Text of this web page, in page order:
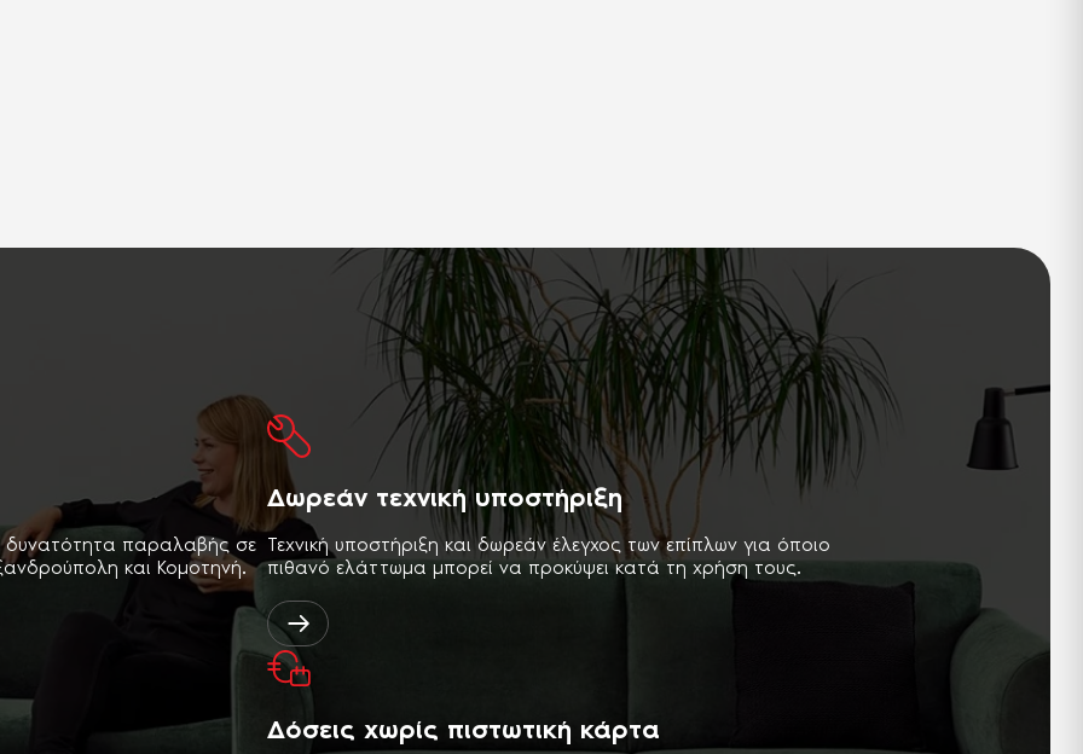
δυνατότητα παραλαβής σε
και Κομοτηνή.
Δωρεάν τεχνική υποστήριξη
Τεχνική υποστήριξη και δωρεάν έλεγχος των επίπλων για όποιο
πιθανό ελάττωμα μπορεί να προκύψει κατά τη χρήση τους.
Δόσεις χωρίς πιστωτική κάρτα